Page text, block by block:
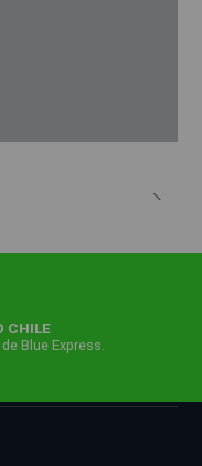
CHILE
Blue Express.